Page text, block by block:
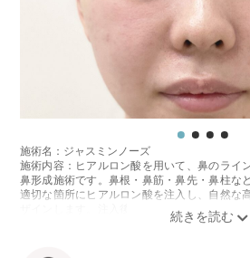
施術名：ジャスミンノーズ
施術内容：ヒアルロン酸を用いて、鼻のライ
鼻形成施術です。鼻根・鼻筋・鼻先・鼻柱な
適切な箇所にヒアルロン酸を注入し、自然な
ザインします。注入後には、ご希望に合わせ
はかかりません。使用するのは、高密度で硬